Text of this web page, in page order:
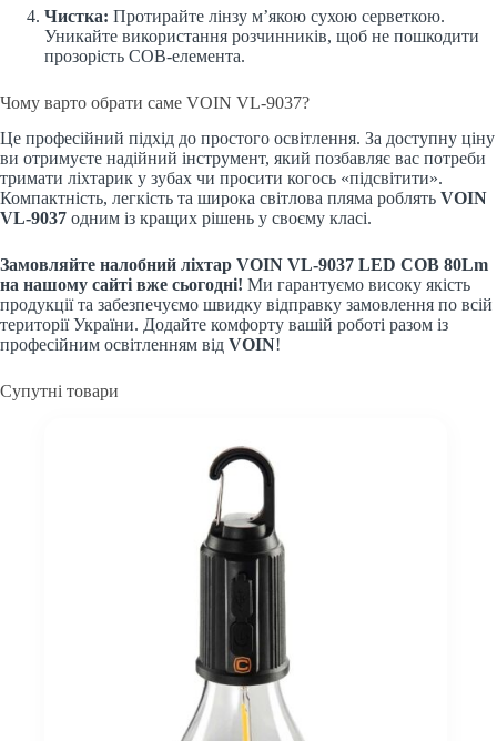
Чистка: Протирайте лінзу м’якою сухою серветкою.
Уникайте використання розчинників, щоб не пошкодити
прозорість COB-елемента.
Чому варто обрати саме VOIN VL-9037?
Це професійний підхід до простого освітлення. За доступну ціну
ви отримуєте надійний інструмент, який позбавляє вас потреби
тримати ліхтарик у зубах чи просити когось «підсвітити».
Компактність, легкість та широка світлова пляма роблять VOIN
VL-9037 одним із кращих рішень у своєму класі.
Замовляйте налобний ліхтар VOIN VL-9037 LED COB 80Lm
на нашому сайті вже сьогодні! Ми гарантуємо високу якість
продукції та забезпечуємо швидку відправку замовлення по всій
території України. Додайте комфорту вашій роботі разом із
професійним освітленням від VOIN!
Супутні товари